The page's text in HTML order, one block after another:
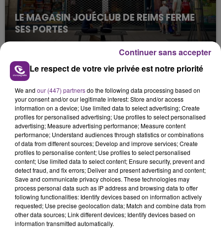
LE MAGASIN JOUÉCLUB DE REIMS FERME
SES PORTES
C'était l'une des institutions du centre-ville
rémois. Le magasin JouéClub est contraint de
fermer ses portes.
TITRES DIFFUSÉS
11h49
11h49
TEDDYBEAR
Chaussures Roses
11h46
11h46
HARRY STYLES
Sign Of The Times
Le respect de votre vie privée est notre priorité
We and our (447) partnersdo the following data processing based on
your consent and/or our legitimate interest: Store and/or access
information on a device; Use limited data to select advertising; Create
profiles for personalised advertising; Use profiles to select personalised
advertising; Measure advertising performance; Measure content
performance; Understand audiences through statistics or combinations
of data from different sources; Develop and improve services; Create
profiles to personalise content; Use profiles to select personalised
content; Use limited data to select content; Ensure security, prevent and
detect fraud, and fix errors; Deliver and present advertising and content;
Save and communicate privacy choices. These technologies may
process personal data such as IP address and browsing data to offer
following functionalities: Identify devices based on information actively
requested; Use precise geolocation data; Match and combine data from
other data sources; Link different devices; Identify devices based on
information transmitted automatically.
Continuer sans accepter